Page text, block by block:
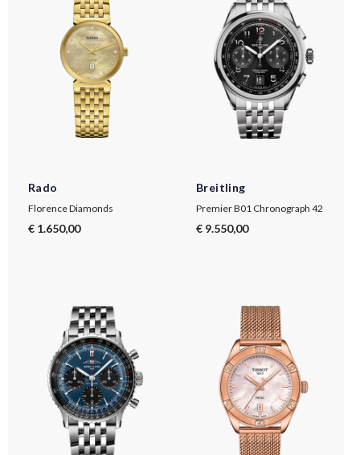
Rado
Florence Diamonds
€ 1.650,00
Breitling
Premier B01 Chronograph 42
€ 9.550,00